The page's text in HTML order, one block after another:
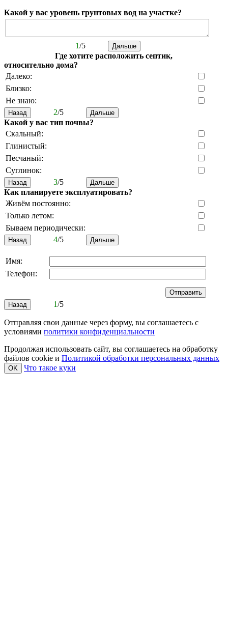
Какой у вас уровень грунтовых вод на участке?
1/5
Где хотите расположить септик,
относительно дома?
Далеко:
Близко:
Не знаю:
2/5
Какой у вас тип почвы?
Скальный:
Глинистый:
Песчаный:
Суглинок:
3/5
Как планируете эксплуатировать?
Живём постоянно:
Только летом:
Бываем периодически:
4/5
Имя:
Телефон:
1/5
Отправляя свои данные через форму, вы соглашаетесь с
условиями политики конфиденциальности
Продолжая использовать сайт, вы соглашаетесь на обработку
файлов cookie и Политикой обработки персональных данных
OK Что такое куки